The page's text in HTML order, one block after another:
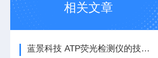
相关文章
蓝景科技 ATP荧光检测仪的技术亮点解析｜为何它能成为卫生检测新宠？